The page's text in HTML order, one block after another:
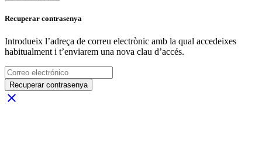
Recuperar contrasenya
Introdueix l’adreça de correu electrònic amb la qual accedeixes
habitualment i t’enviarem una nova clau d’accés.
Recuperar contrasenya
close